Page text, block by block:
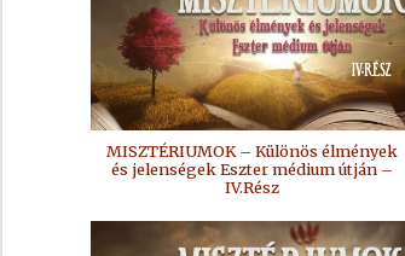
MISZTÉRIUMOK – Különös élmények
és jelenségek Eszter médium útján –
IV.Rész